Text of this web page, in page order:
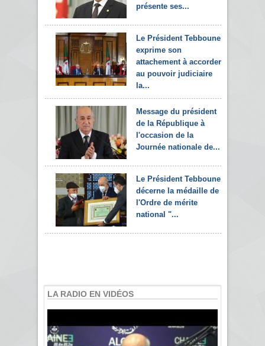
présente ses...
Le Président Tebboune
exprime son
attachement à accorder
au pouvoir judiciaire
la...
Message du président
de la République à
l'occasion de la
Journée nationale de...
Le Président Tebboune
décerne la médaille de
l'Ordre de mérite
national "...
LA RADIO EN VIDÉOS